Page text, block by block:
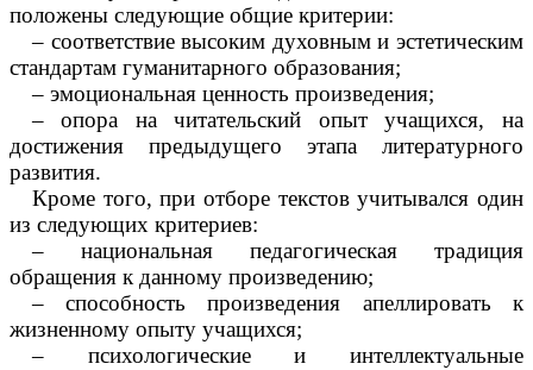
положены следующие общие критерии:
– соответствие высоким духовным и эстетическим
стандартам гуманитарного образования;
– эмоциональная ценность произведения;
– опора на читательский опыт учащихся, на
достижения предыдущего этапа литературного
развития.
Кроме того, при отборе текстов учитывался один
из следующих критериев:
– национальная педагогическая традиция
обращения к данному произведению;
– способность произведения апеллировать к
жизненному опыту учащихся;
– психологические и интеллектуальные